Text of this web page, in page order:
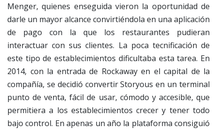
Menger, quienes enseguida vieron la oportunidad de
darle un mayor alcance convirtiéndola en una aplicación
de pago con la que los restaurantes pudieran
interactuar con sus clientes. La poca tecnificación de
este tipo de establecimientos dificultaba esta tarea. En
2014, con la entrada de Rockaway en el capital de la
compañía, se decidió convertir Storyous en un terminal
punto de venta, fácil de usar, cómodo y accesible, que
permitiera a los establecimientos crecer y tener todo
bajo control. En apenas un año la plataforma consiguió